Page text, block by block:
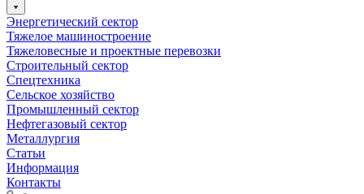
Энергетический сектор
Тяжелое машиностроение
Тяжеловесные и проектные перевозки
Строительный сектор
Спецтехника
Сельское хозяйство
Промышленный сектор
Нефтегазовый сектор
Металлургия
Статьи
Информация
Контакты